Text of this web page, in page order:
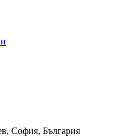
София, България